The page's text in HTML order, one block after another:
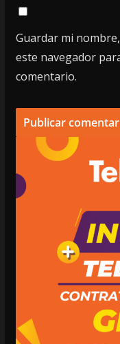
Guardar mi
este navegador
comentario.